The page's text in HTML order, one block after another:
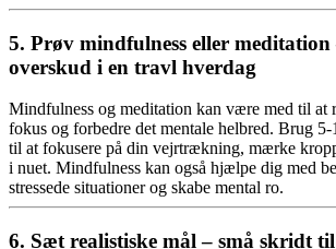
5. Prøv mindfulness eller
overskud i en travl hverdag
Mindfulness og meditation kan være med til at
fokus og forbedre det mentale helbred. Brug
til at fokusere på din vejrtrækning, mærke
i nuet. Mindfulness kan også hjælpe dig med
stressede situationer og skabe mental ro.
6. Sæt realistiske mål – små skridt